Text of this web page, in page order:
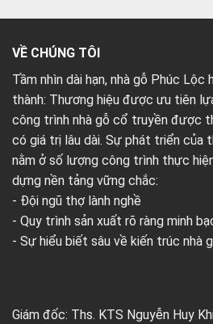
VỀ CHÚNG TÔI
Tầm nhìn dài hạn, nhà gỗ Phúc
thành: Thương hiệu được ưu tiên
công trình nhà gỗ cổ truyền được
có giá trị lâu dài. Sự phát triển của
nằm ở số lượng công trình thực
dựng nền tảng vững chắc:
- Đội ngũ thợ lành nghề
- Quy trình sản xuất rõ ràng minh
- Sự hiểu biết sâu về kiến trúc nhà
Giám đốc: Ths. KTS Nguyễn Huy